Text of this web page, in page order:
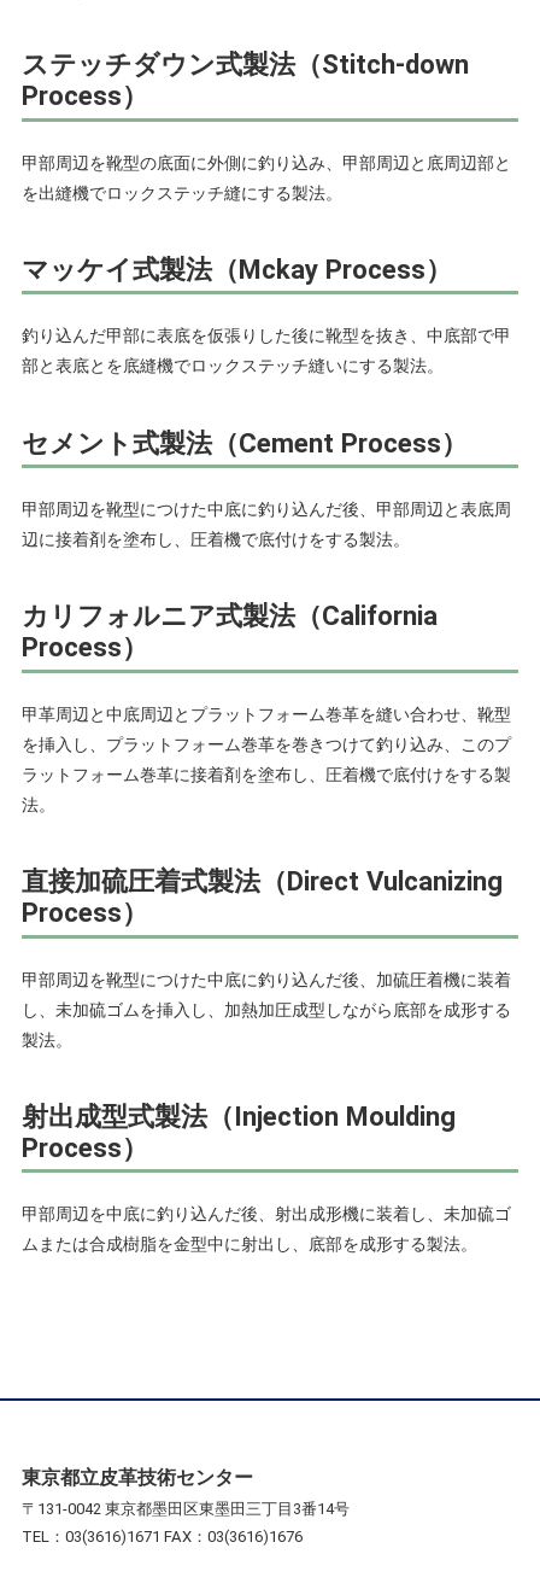
ステッチダウン式製法（Stitch-down
Process）
甲部周辺を靴型の底面に外側に釣り込み、甲部周辺と底周辺部と
を出縫機でロックステッチ縫にする製法。
マッケイ式製法（Mckay Process）
釣り込んだ甲部に表底を仮張りした後に靴型を抜き、中底部で甲
部と表底とを底縫機でロックステッチ縫いにする製法。
セメント式製法（Cement Process）
甲部周辺を靴型につけた中底に釣り込んだ後、甲部周辺と表底周
辺に接着剤を塗布し、圧着機で底付けをする製法。
カリフォルニア式製法（California
Process）
甲革周辺と中底周辺とプラットフォーム巻革を縫い合わせ、靴型
を挿入し、プラットフォーム巻革を巻きつけて釣り込み、このプ
ラットフォーム巻革に接着剤を塗布し、圧着機で底付けをする製
法。
直接加硫圧着式製法（Direct Vulcanizing
Process）
甲部周辺を靴型につけた中底に釣り込んだ後、加硫圧着機に装着
し、未加硫ゴムを挿入し、加熱加圧成型しながら底部を成形する
製法。
射出成型式製法（Injection Moulding
Process）
甲部周辺を中底に釣り込んだ後、射出成形機に装着し、未加硫ゴ
ムまたは合成樹脂を金型中に射出し、底部を成形する製法。
東京都立皮革技術センター
〒131-0042 東京都墨田区東墨田三丁目3番14号
TEL：03(3616)1671 FAX：03(3616)1676